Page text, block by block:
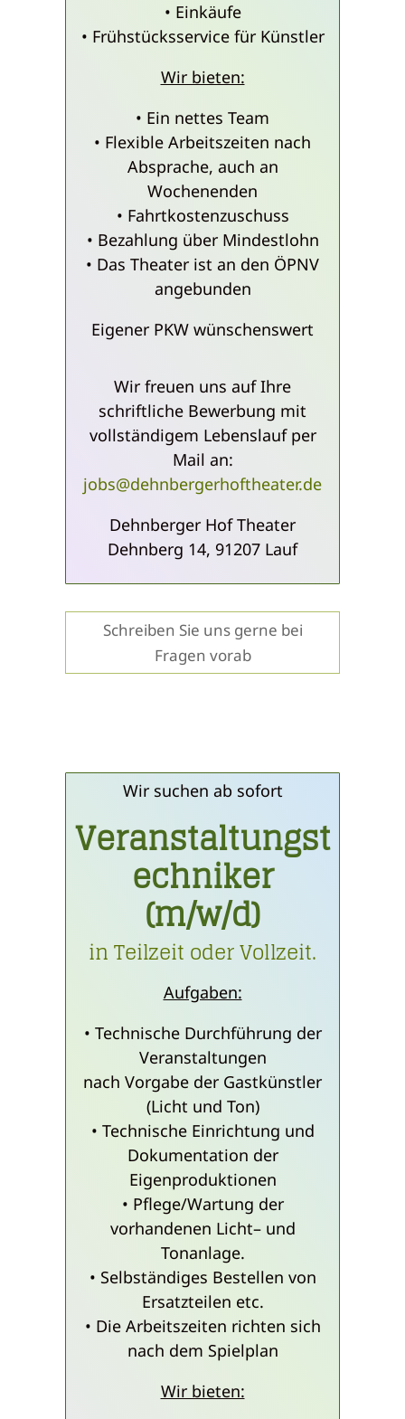
• Einkäufe
• Frühstücksservice für Künstler
Wir bieten:
• Ein nettes Team
• Flexible Arbeitszeiten nach
Absprache, auch an
Wochenenden
• Fahrtkostenzuschuss
• Bezahlung über Mindestlohn
• Das Theater ist an den ÖPNV
angebunden
Eigener PKW wünschenswert
Wir freuen uns auf Ihre
schriftliche Bewerbung mit
vollständigem Lebenslauf per
Mail an:
jobs@dehnbergerhoftheater.de
Dehnberger Hof Theater
Dehnberg 14, 91207 Lauf
Schreiben Sie uns gerne bei
Fragen vorab
Wir suchen ab sofort
Veranstaltungst
echniker
(m/w/d)
in Teilzeit oder Vollzeit.
Aufgaben:
• Technische Durchführung der
Veranstaltungen
nach Vorgabe der Gastkünstler
(Licht und Ton)
• Technische Einrichtung und
Dokumentation der
Eigenproduktionen
• Pflege/Wartung der
vorhandenen Licht– und
Tonanlage.
• Selbständiges Bestellen von
Ersatzteilen etc.
• Die Arbeitszeiten richten sich
nach dem Spielplan
Wir bieten: